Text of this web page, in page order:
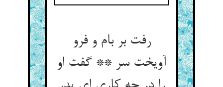
رفت بر بام و فرو
آویخت سر ** گفت او